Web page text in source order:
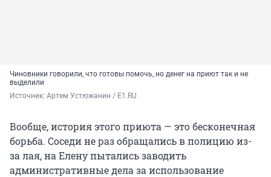
Чиновники говорили, что готовы помочь, но денег на приют так и не
выделили
Источник: Артем Устюжанин / E1.RU
Вообще, история этого приюта — это бесконечная
борьба. Соседи не раз обращались в полицию из-
за лая, на Елену пытались заводить
административные дела за использование